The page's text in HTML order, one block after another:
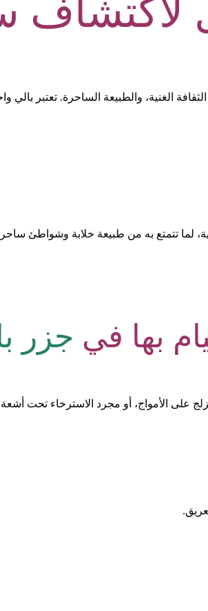
لاكتشاف
الغنية، والطبيعة الساحرة. تعتبر بالي
لما تتمتع به من طبيعة خلابة وشواطئ
بها في جزر
على الأمواج، أو مجرد الاسترخاء تحت